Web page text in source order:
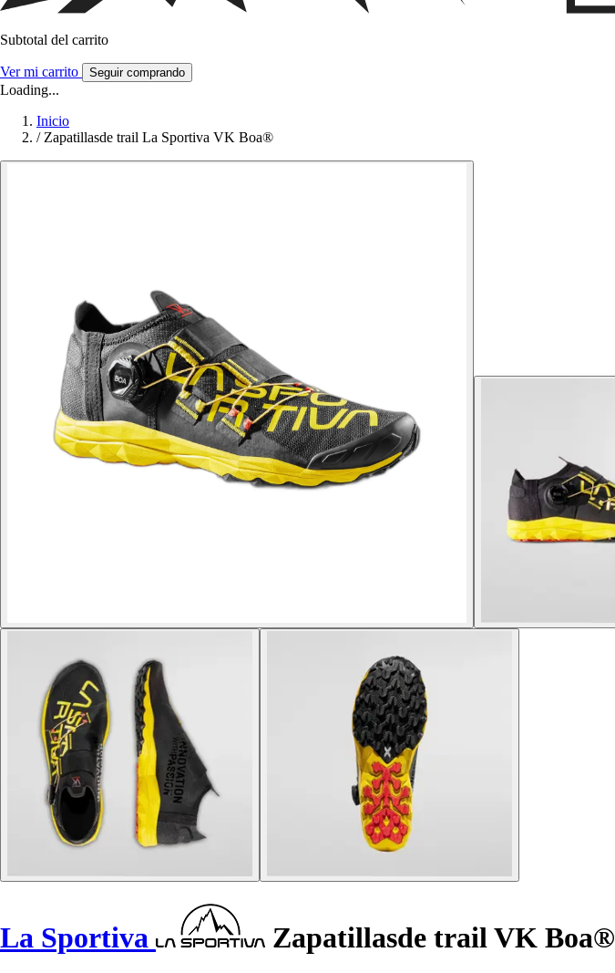
Subtotal del carrito
Ver mi carrito Seguir comprando
Loading...
Inicio
/ Zapatillasde trail La Sportiva VK Boa®
La Sportiva Zapatillasde trail VK Boa®